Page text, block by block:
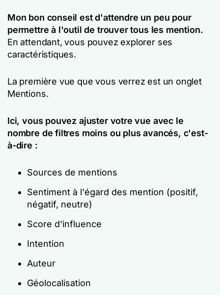
Mon bon conseil est d'attendre un peu pour
permettre à l'outil de trouver tous les mention.
En attendant, vous pouvez explorer ses
caractéristiques.
La première vue que vous verrez est un onglet
Mentions.
Ici, vous pouvez ajuster votre vue avec le
nombre de filtres moins ou plus avancés, c'est-
à-dire :
Sources de mentions
Sentiment à l'égard des mention (positif,
négatif, neutre)
Score d'influence
Intention
Auteur
Géolocalisation